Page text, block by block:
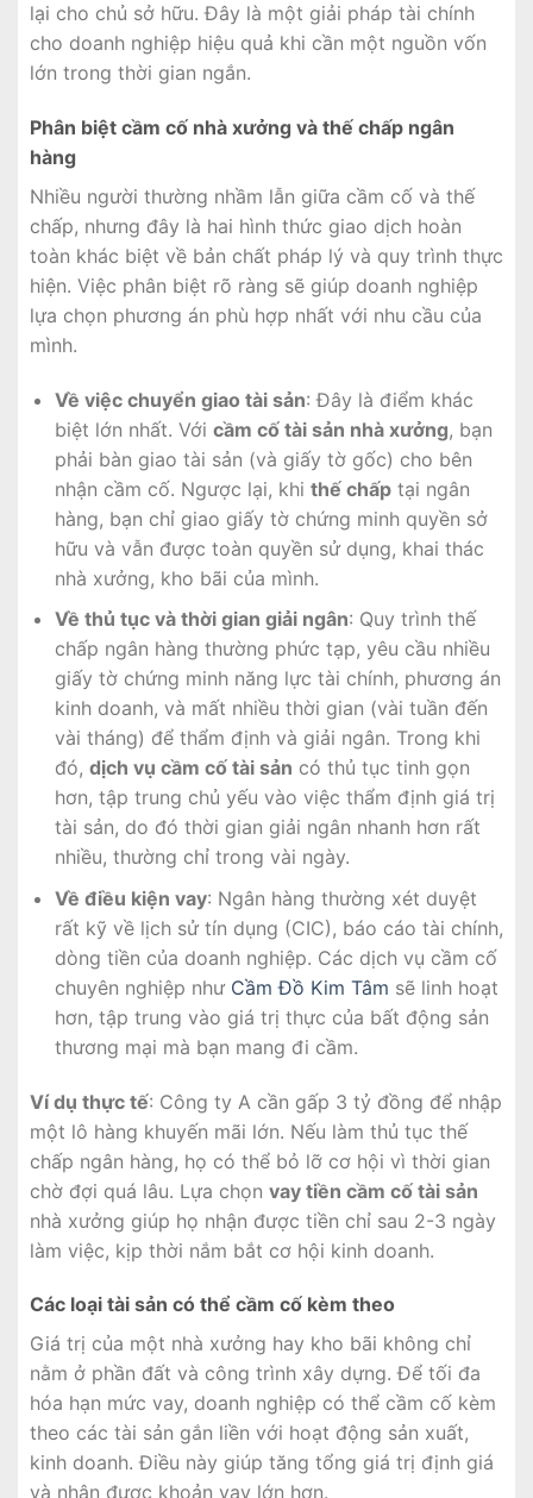
lại cho chủ sở hữu. Đây là một giải pháp tài chính
cho doanh nghiệp hiệu quả khi cần một nguồn vốn
lớn trong thời gian ngắn.
Phân biệt cầm cố nhà xưởng và thế chấp ngân
hàng
Nhiều người thường nhầm lẫn giữa cầm cố và thế
chấp, nhưng đây là hai hình thức giao dịch hoàn
toàn khác biệt về bản chất pháp lý và quy trình thực
hiện. Việc phân biệt rõ ràng sẽ giúp doanh nghiệp
lựa chọn phương án phù hợp nhất với nhu cầu của
mình.
Về việc chuyển giao tài sản: Đây là điểm khác
biệt lớn nhất. Với cầm cố tài sản nhà xưởng, bạn
phải bàn giao tài sản (và giấy tờ gốc) cho bên
nhận cầm cố. Ngược lại, khi thế chấptại ngân
hàng, bạn chỉ giao giấy tờ chứng minh quyền sở
hữu và vẫn được toàn quyền sử dụng, khai thác
nhà xưởng, kho bãi của mình.
Về thủ tục và thời gian giải ngân: Quy trình thế
chấp ngân hàng thường phức tạp, yêu cầu nhiều
giấy tờ chứng minh năng lực tài chính, phương án
kinh doanh, và mất nhiều thời gian (vài tuần đến
vài tháng) để thẩm định và giải ngân. Trong khi
đó, dịch vụ cầm cố tài sản có thủ tục tinh gọn
hơn, tập trung chủ yếu vào việc thẩm định giá trị
tài sản, do đó thời gian giải ngân nhanh hơn rất
nhiều, thường chỉ trong vài ngày.
Về điều kiện vay: Ngân hàng thường xét duyệt
rất kỹ về lịch sử tín dụng (CIC), báo cáo tài chính,
dòng tiền của doanh nghiệp. Các dịch vụ cầm cố
chuyên nghiệp như Cầm Đồ Kim Tâm sẽ linh hoạt
hơn, tập trung vào giá trị thực của bất động sản
thương mại mà bạn mang đi cầm.
Ví dụ thực tế: Công ty A cần gấp 3 tỷ đồng để nhập
một lô hàng khuyến mãi lớn. Nếu làm thủ tục thế
chấp ngân hàng, họ có thể bỏ lỡ cơ hội vì thời gian
chờ đợi quá lâu. Lựa chọn vay tiền cầm cố tài sản
nhà xưởng giúp họ nhận được tiền chỉ sau 2-3 ngày
làm việc, kịp thời nắm bắt cơ hội kinh doanh.
Các loại tài sản có thể cầm cố kèm theo
Giá trị của một nhà xưởng hay kho bãi không chỉ
nằm ở phần đất và công trình xây dựng. Để tối đa
hóa hạn mức vay, doanh nghiệp có thể cầm cố kèm
theo các tài sản gắn liền với hoạt động sản xuất,
kinh doanh. Điều này giúp tăng tổng giá trị định giá
và nhận được khoản vay lớn hơn.